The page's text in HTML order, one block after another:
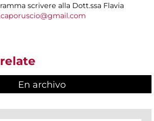
scrivere alla Dott.ssa Flavia
En archivo